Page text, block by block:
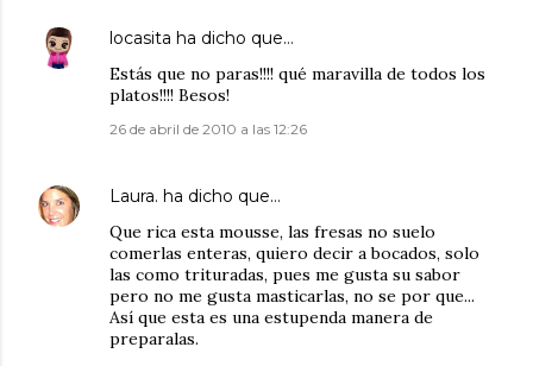
locasita ha dicho que…
Estás que no paras!!!! qué maravilla de todos los
platos!!!! Besos!
26 de abril de 2010 a las 12:26
Laura. ha dicho que…
Que rica esta mousse, las fresas no suelo
comerlas enteras, quiero decir a bocados, solo
las como trituradas, pues me gusta su sabor
pero no me gusta masticarlas, no se por que...
Así que esta es una estupenda manera de
preparalas.